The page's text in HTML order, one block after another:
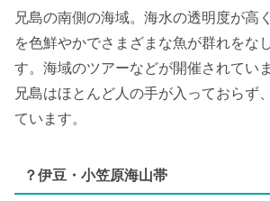
兄島の南側の海域。海水の透明度が高
を色鮮やかでさまざまな魚が群れをな
す。海域のツアーなどが開催されていま
兄島はほとんど人の手が入っておらず
ています。
？伊豆・小笠原海山帯